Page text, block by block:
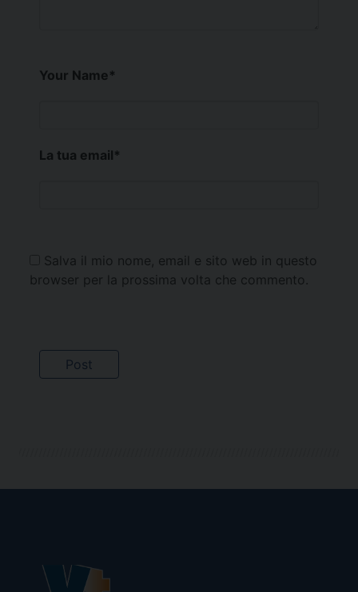
Your Name*
La tua email*
Salva il mio nome, email e sito web in questo
browser per la prossima volta che commento.